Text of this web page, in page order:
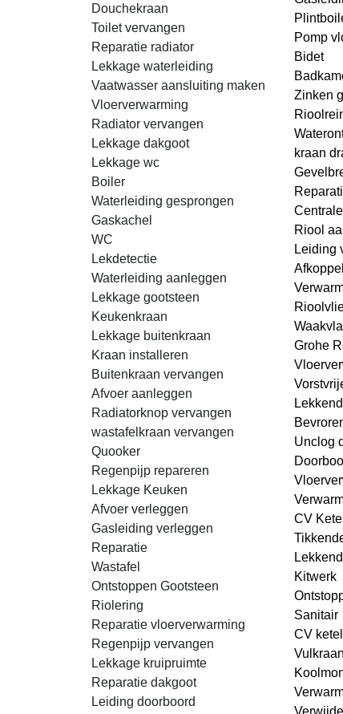
Douchekraan
Toilet vervangen
Reparatie radiator
Lekkage waterleiding
Vaatwasser aansluiting maken
Vloerverwarming
Radiator vervangen
Lekkage dakgoot
Lekkage wc
Boiler
Waterleiding gesprongen
Gaskachel
WC
Lekdetectie
Waterleiding aanleggen
Lekkage gootsteen
Keukenkraan
Lekkage buitenkraan
Kraan installeren
Buitenkraan vervangen
Afvoer aanleggen
Radiatorknop vervangen
wastafelkraan vervangen
Quooker
Regenpijp repareren
Lekkage Keuken
Afvoer verleggen
Gasleiding verleggen
Reparatie
Wastafel
Ontstoppen Gootsteen
Riolering
Reparatie vloerverwarming
Regenpijp vervangen
Lekkage kruipruimte
Reparatie dakgoot
Leiding doorboord
Pomp
Bidet
Zinken
kraan
Riool
Leiding
Grohe
Unclog
CV
Kitwerk
Sanitair
CV
Vulkraan